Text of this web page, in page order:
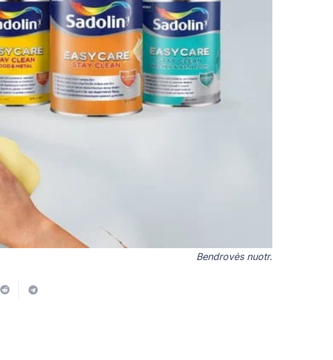
Bendrovės nuotr.